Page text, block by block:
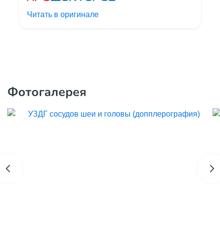
Читать в оригинале
Фотогалерея